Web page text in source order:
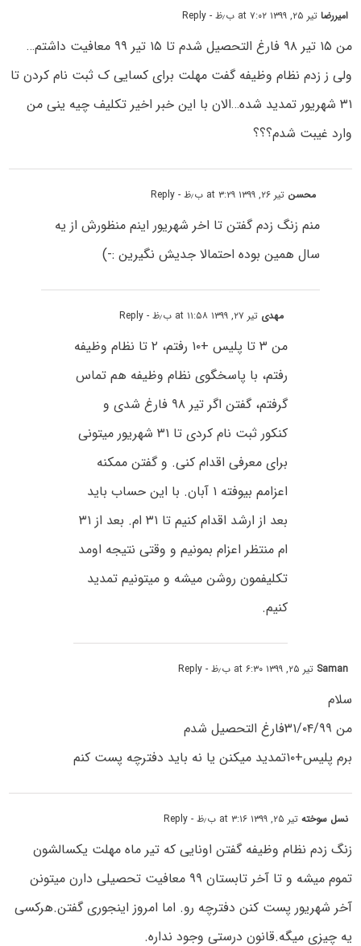
امیررضاتیر ۲۵, ۱۳۹۹ at ۷:۰۲ ب٫ظ - Reply
من ۱۵ تیر ۹۸ فارغ التحصیل شدم تا ۱۵ تیر ۹۹ معافیت داشتم…
ولی ز زدم نظام وظیفه گفت مهلت برای کسایی ک ثبت نام کردن تا
۳۱ شهریور تمدید شده…الان با این خبر اخیر تکلیف چیه ینی من
وارد غیبت شدم؟؟؟
محسن تیر ۲۶, ۱۳۹۹ at ۳:۲۹ ب٫ظ - Reply
منم زنگ زدم گفتن تا اخر شهریور اینم منظورش از یه
سال همین بوده احتمالا جدیش نگیرین :-)
مهدی تیر ۲۷, ۱۳۹۹ at ۱۱:۵۸ ب٫ظ - Reply
من ۳ تا پلیس +۱۰ رفتم، ۲ تا نظام وظیفه
رفتم‌، با پاسخگوی نظام وظیفه هم تماس
گرفتم، گفتن اگر تیر ۹۸ فارغ شدی و
کنکور ثبت نام کردی تا ۳۱ شهریور میتونی
برای معرفی اقدام کنی. و گفتن ممکنه
اعزامم بیوفته ۱ آبان. با این حساب باید
بعد از ارشد اقدام کنیم تا ۳۱ ام. بعد از ۳۱
ام منتظر اعزام بمونیم و وقتی نتیجه اومد
تکلیفمون روشن میشه و میتونیم تمدید
کنیم.
Saman تیر ۲۵, ۱۳۹۹ at ۶:۳۰ ب٫ظ - Reply
سلام
من ۳۱/۰۴/۹۹فارغ التحصیل شدم
برم پلیس+۱۰تمدید میکنن یا نه باید دفترچه پست کنم
نسل سوختهتیر ۲۵, ۱۳۹۹ at ۳:۱۶ ب٫ظ - Reply
زنگ زدم نظام وظیفه گفتن اونایی که تیر ماه مهلت یکسالشون
تموم میشه و تا آخر تابستان ۹۹ معافیت تحصیلی دارن میتونن
آخر شهریور پست کنن دفترچه رو. اما امروز اینجوری گفتن.هرکسی
یه چیزی میگه.قانون درستی وجود نداره.